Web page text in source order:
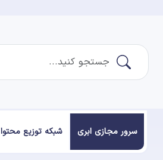
سرور مجازی ابری شبکه توزیع محتوا